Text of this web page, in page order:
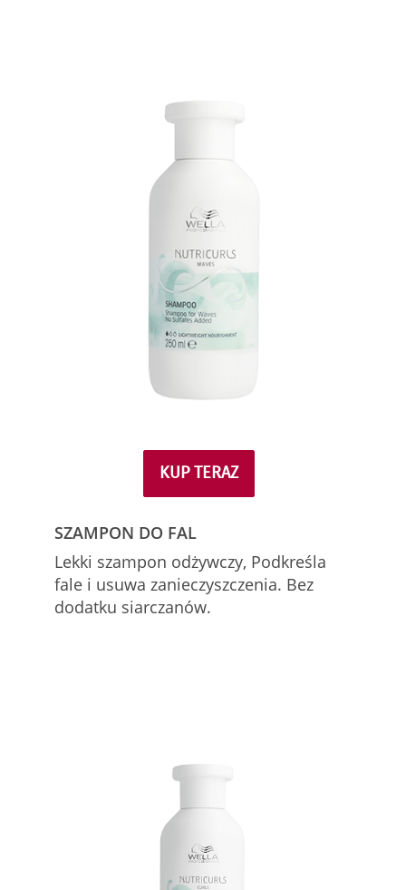
KUP TERAZ
SZAMPON DO FAL
Lekki szampon odżywczy, Podkreśla
fale i usuwa zanieczyszczenia. Bez
dodatku siarczanów.